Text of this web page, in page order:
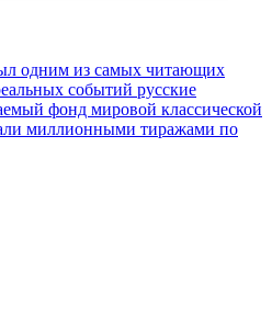
одним из самых читающих
событий русские
фонд мировой классической
миллионными тиражами по